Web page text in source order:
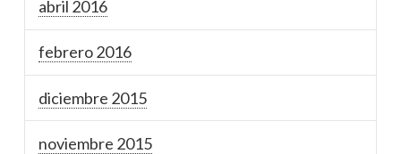
abril 2016
febrero 2016
diciembre 2015
noviembre 2015